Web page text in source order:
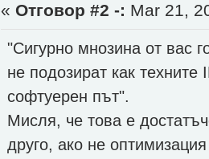
« Отговор #2 -: Mar 21,
"Сигурно мнозина от вас
не подозират как техните
софтуерен път".
Мисля, че това е
друго, ако не